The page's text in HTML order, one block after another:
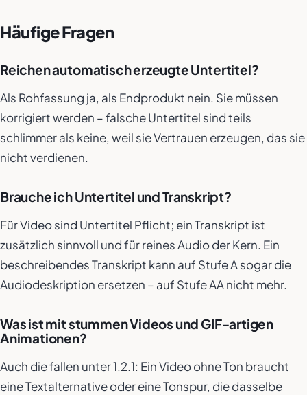
Häufige Fragen
Reichen automatisch erzeugte Untertitel?
Als Rohfassung ja, als Endprodukt nein. Sie müssen
korrigiert werden – falsche Untertitel sind teils
schlimmer als keine, weil sie Vertrauen erzeugen, das sie
nicht verdienen.
Brauche ich Untertitel undTranskript?
Für Video sind Untertitel Pflicht; ein Transkript ist
zusätzlich sinnvoll und für reines Audio der Kern. Ein
beschreibendes Transkript kann auf Stufe A sogar die
Audiodeskription ersetzen – auf Stufe AA nicht mehr.
Was ist mit stummen Videos und GIF-artigen
Animationen?
Auch die fallen unter 1.2.1: Ein Video ohne Ton braucht
eine Textalternative oder eine Tonspur, die dasselbe